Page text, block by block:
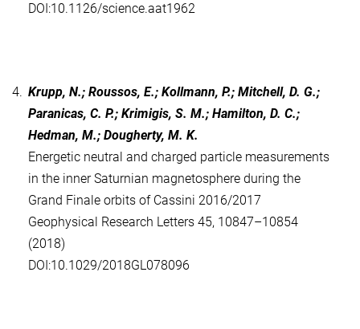
DOI:10.1126/science.aat1962
4. Krupp, N.; Roussos, E.; Kollmann, P.; Mitchell, D. G.;
Paranicas, C. P.; Krimigis, S. M.; Hamilton, D. C.;
Hedman, M.; Dougherty, M. K.
Energetic neutral and charged particle measurements
in the inner Saturnian magnetosphere during the
Grand Finale orbits of Cassini 2016/2017
Geophysical Research Letters 45, 10847–10854
(2018)
DOI:10.1029/2018GL078096